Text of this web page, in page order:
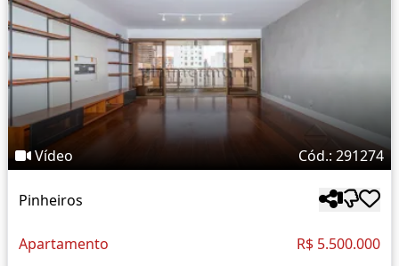
Vídeo Cód.: 291274
Pinheiros
Apartamento R$ 5.500.000